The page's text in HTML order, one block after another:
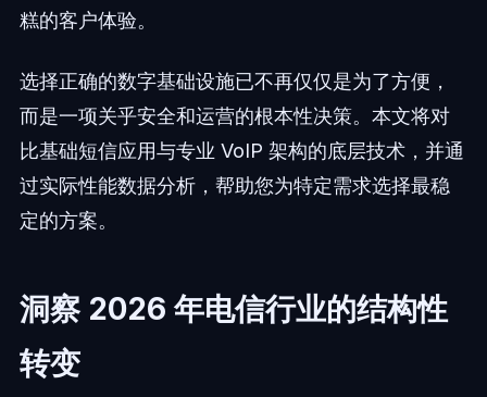
糕的客户体验。
选择正确的数字基础设施已不再仅仅是为了方便，
而是一项关乎安全和运营的根本性决策。本文将对
比基础短信应用与专业 VoIP 架构的底层技术，并通
过实际性能数据分析，帮助您为特定需求选择最稳
定的方案。
洞察 2026 年电信行业的结构性
转变